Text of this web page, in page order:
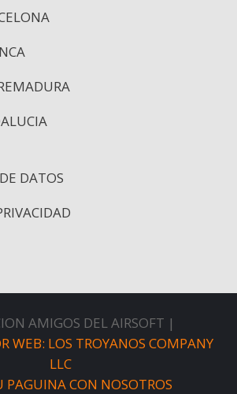
DATOS
AMIGOS DEL AIRSOFT |
WEB: LOS TROYANOS COMPANY
LLC
PAGUINA CON NOSOTROS